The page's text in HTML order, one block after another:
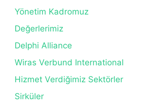
Yönetim Kadromuz
Değerlerimiz
Delphi Alliance
Wiras Verbund International
Hizmet Verdiğimiz Sektörler
Sirküler